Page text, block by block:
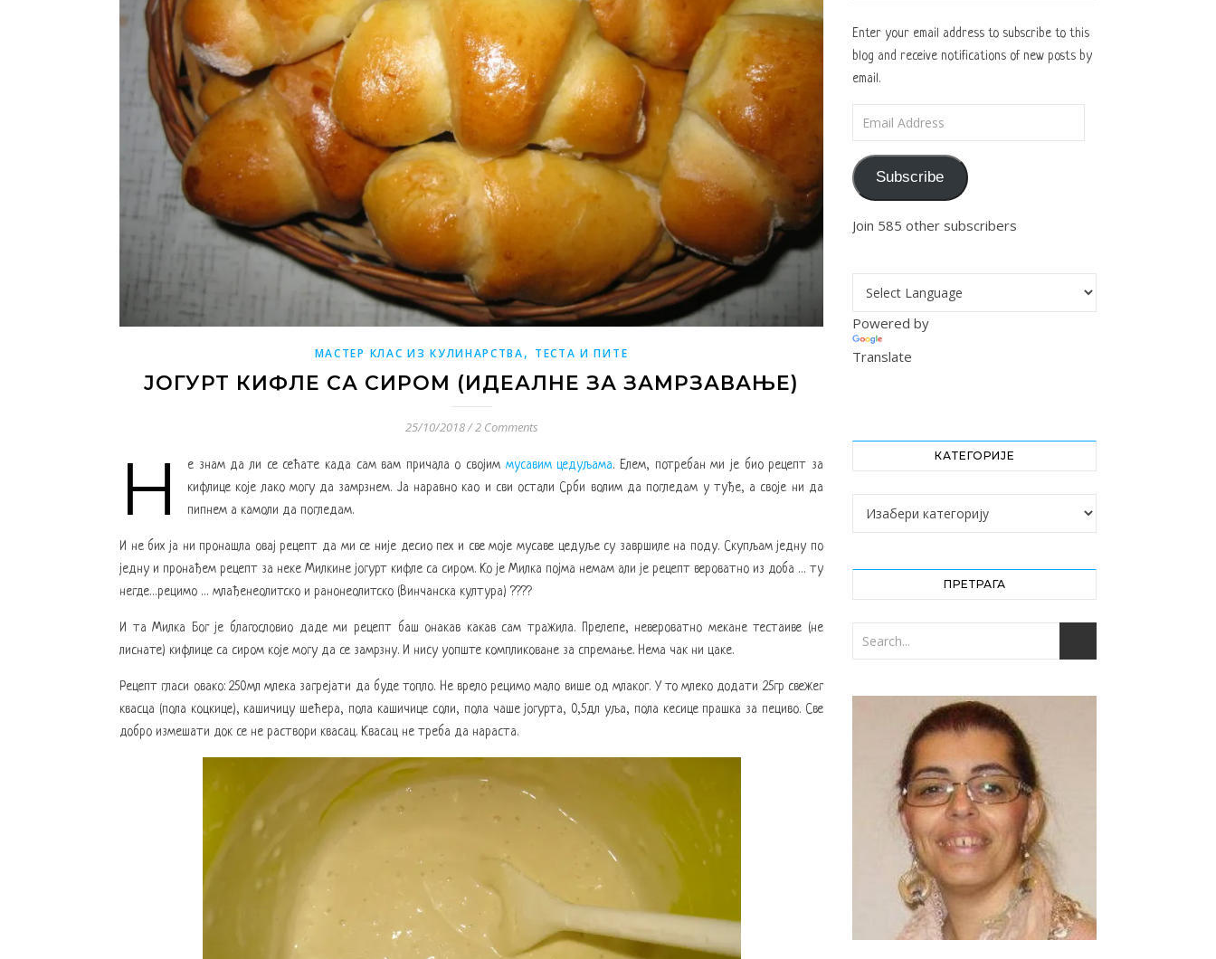
МАСТЕР КЛАС ИЗ КУЛИНАРСТВА, ТЕСТА И ПИТЕ
ЈОГУРТ КИФЛЕ СА СИРОМ (ИДЕАЛНЕ ЗА ЗАМРЗАВАЊЕ)
25/10/2018/ 2 Comments
Н е знам да ли се сећате када сам вам причала о својим мусавим цедуљама. Елем, потребан ми је био рецепт за
кифлице које лако могу да замрзнем. Ја наравно као и сви остали Срби волим да погледам у туђе, а своје ни да
пипнем а камоли да погледам.
И не бих ја ни пронашла овај рецепт да ми се није десио пех и све моје мусаве цедуље су завршиле на поду. Скупљам једну по
једну и пронађем рецепт за неке Милкине јогурт кифле са сиром. Ко је Милка појма немам али је рецепт вероватно из доба … ту
негде…рецимо … млађенеолитско и ранонеолитско (Винчанска култура) ????
И та Милка Бог је благословио даде ми рецепт баш онакав какав сам тражила. Прелепе, невероватно мекане тестаиве (не
лиснате) кифлице са сиром које могу да се замрзну. И нису уопште компликоване за спремање. Нема чак ни цаке.
Рецепт гласи овако: 250мл млека загрејати да буде топло. Не врело рецимо мало више од млаког. У то млеко додати 25гр свежег
квасца (пола коцкице), кашичицу шећера, пола кашичице соли, пола чаше јогурта, 0,5дл уља, пола кесице прашка за пециво. Све
добро измешати док се не раствори квасац. Квасац не треба да нараста.
Enter your email address to subscribe to this
blog and receive notifications of new posts by
email.
Subscribe
Join 585 other subscribers
Powered by
Translate
КАТЕГОРИЈЕ
Категорије
ПРЕТРАГА